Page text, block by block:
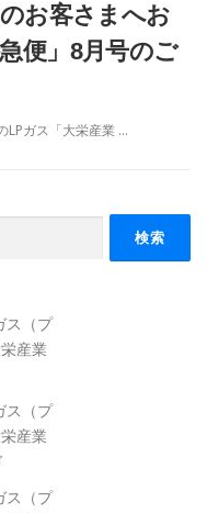
お客さまへお
便」8月号のご
LPガス「大栄産業 …